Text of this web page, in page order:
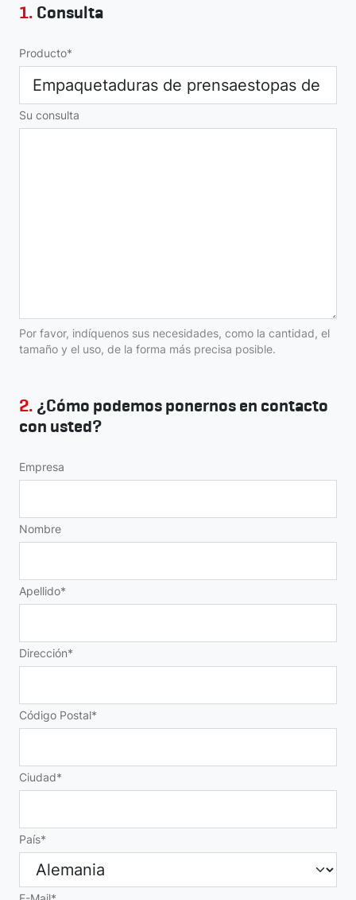
1. Consulta
Producto
Su consulta
Por favor, indíquenos sus necesidades, como la cantidad, el
tamaño y el uso, de la forma más precisa posible.
2. ¿Cómo podemos ponernos en contacto
con usted?
Empresa
Nombre
Apellido
Dirección
Código Postal
Ciudad
País